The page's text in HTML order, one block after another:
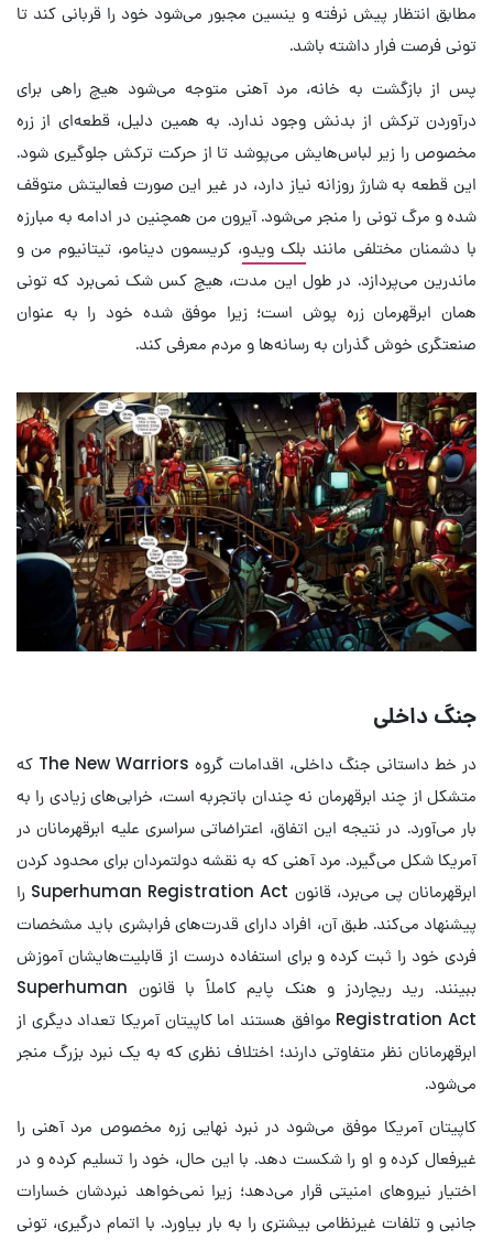
مطابق انتظار پیش نرفته و ینسین مجبور می‌شود خود را قربانی کند تا
تونی فرصت فرار داشته باشد.
پس از بازگشت به خانه، مرد آهنی متوجه می‌شود هیچ راهی برای
درآوردن ترکش از بدنش وجود ندارد. به همین دلیل، قطعه‌ای از زره
مخصوص را زیر لباس‌هایش می‌پوشد تا از حرکت ترکش جلوگیری شود.
این قطعه به شارژ روزانه نیاز دارد، در غیر این صورت فعالیتش متوقف
شده و مرگ تونی را منجر می‌شود. آیرون من همچنین در ادامه به مبارزه
با دشمنان مختلفی مانند بلک ویدو، کریسمون دینامو، تیتانیوم من و
ماندرین می‌پردازد. در طول این مدت، هیچ کس شک نمی‌برد که تونی
همان ابرقهرمان زره پوش است؛ زیرا موفق شده خود را به عنوان
صنعتگری خوش گذران به رسانه‌ها و مردم معرفی کند.
جنگ داخلی
در خط داستانی جنگ داخلی، اقدامات گروه The New Warriors که
متشکل از چند ابرقهرمان نه چندان باتجربه است، خرابی‌های زیادی را به
بار می‌آورد. در نتیجه این اتفاق، اعتراضاتی سراسری علیه ابرقهرمانان در
آمریکا شکل می‌گیرد. مرد آهنی که به نقشه دولتمردان برای محدود کردن
ابرقهرمانان پی می‌برد، قانون Superhuman Registration Act را
پیشنهاد می‌کند. طبق آن، افراد دارای قدرت‌های فرابشری باید مشخصات
فردی خود را ثبت کرده و برای استفاده درست از قابلیت‌هایشان آموزش
ببینند. رید ریچاردز و هنک پایم کاملاً با قانون Superhuman
Registration Act موافق هستند اما کاپیتان آمریکا تعداد دیگری از
ابرقهرمانان نظر متفاوتی دارند؛ اختلاف نظری که به یک نبرد بزرگ منجر
می‌شود.
کاپیتان آمریکا موفق می‌شود در نبرد نهایی زره مخصوص مرد آهنی را
غیرفعال کرده و او را شکست دهد. با این حال، خود را تسلیم کرده و در
اختیار نیروهای امنیتی قرار می‌دهد؛ زیرا نمی‌خواهد نبردشان خسارات
جانبی و تلفات غیرنظامی بیشتری را به بار بیاورد. با اتمام درگیری، تونی